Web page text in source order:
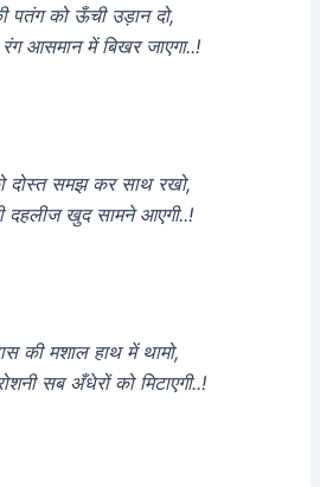
पतंग को ऊँची उड़ान दो,
आसमान में बिखर जाएगा..!
दोस्त समझ कर साथ रखो,
दहलीज खुद सामने आएगी..!
की मशाल हाथ में थामो,
सब अँधेरों को मिटाएगी..!